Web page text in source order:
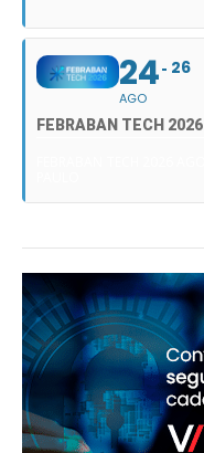
24
AGO
26
FEBRABAN TECH 2026